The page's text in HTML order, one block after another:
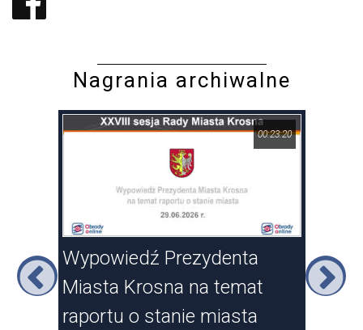
Nagrania archiwalne
00:23:20
Wypowiedź Prezydenta
Miasta Krosna na temat
raportu o stanie miasta